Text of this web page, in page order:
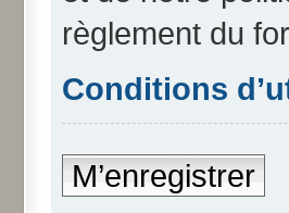
règlement du
Conditions
M’enregistrer